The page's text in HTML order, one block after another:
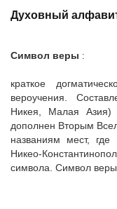
Духовный
Символ веры :
краткое
вероучения.
Никея, Малая
дополнен Вторым
названиям мест,
Никео-
символа. Символ веры